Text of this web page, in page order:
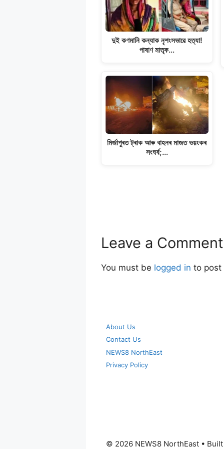
দুই কণমানি কন্যাক নৃশংসভাৱে হত্যা!
পাষাণ মাতৃক…
মিৰ্জাপুৰত ট্ৰাক আৰু বাহনৰ মাজত ভয়ংকৰ
সংঘৰ্ষ;…
Leave a Comment
You must be logged in to post
About Us
Contact Us
NEWS8 NorthEast
Privacy Policy
© 2026 NEWS8 NorthEast •